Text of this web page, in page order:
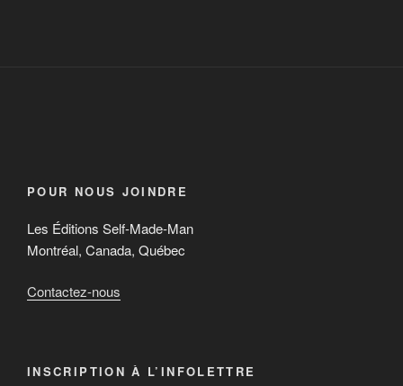
POUR NOUS JOINDRE
Les Éditions Self-Made-Man
Montréal, Canada, Québec
Contactez-nous
INSCRIPTION À L’INFOLETTRE